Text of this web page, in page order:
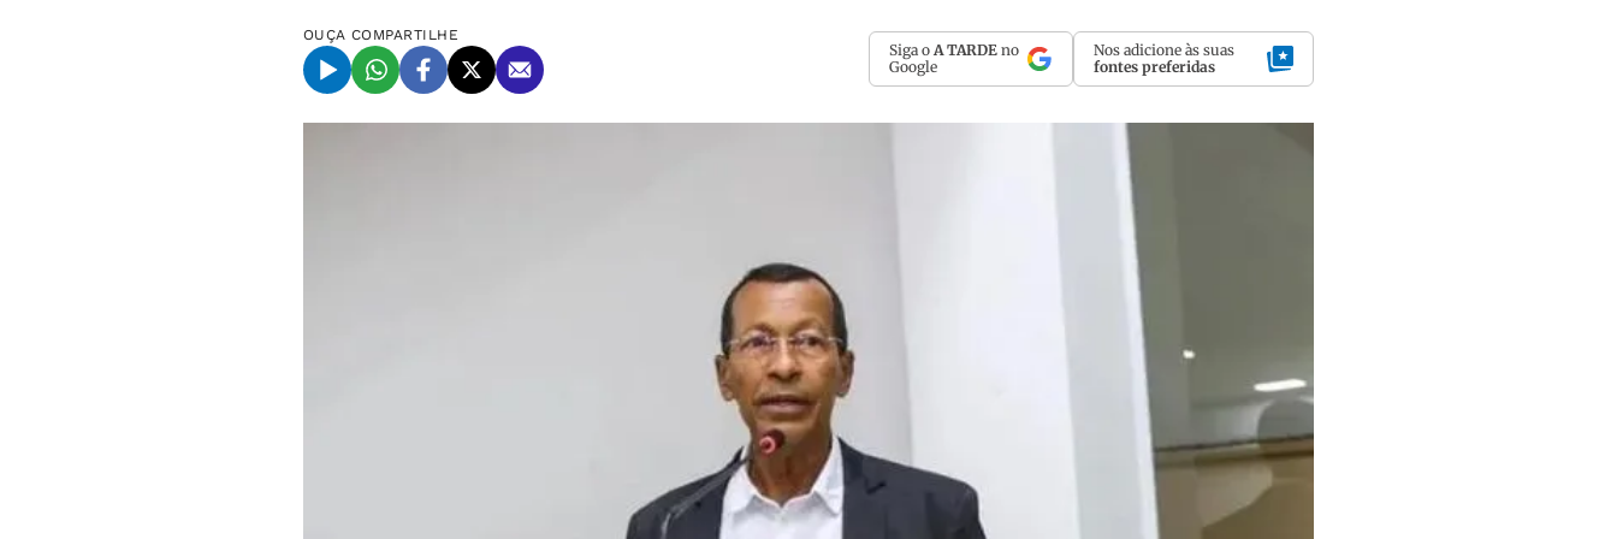
OUÇA COMPARTILHE
Siga o A TARDE no
Google
Nos adicione às suas
fontes preferidas